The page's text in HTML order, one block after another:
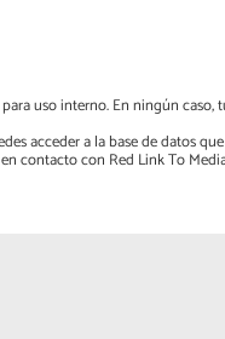
uso interno. En ningún caso,
acceder a la base de datos
contacto con Red Link To